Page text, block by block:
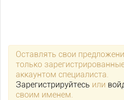
Оставлять свои
только
аккаунтом специалиста.
Зарегистрируйтесь или
своим именем.